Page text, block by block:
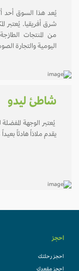
يُعد هذا السوق أحد
شرق أفريقيا. يُعتبر
من المنتجات الطازجة
اليومية والتجارة
شاطئ ليدو
يُعتبر الوجهة المفضلة
يقدم ملاذاً هادئاً بعيداً
احجز
احجز رحلتك
احجز مقعدك